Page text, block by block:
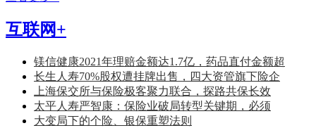
互联网+
镁信健康2021年理赔金额达1.7亿，药品直付金额超
长生人寿70%股权遭挂牌出售，四大资管旗下险企
上海保交所与保险极客聚力联合，探路共保长效
太平人寿严智康：保险业破局转型关键期，必须
大变局下的个险、银保重塑法则